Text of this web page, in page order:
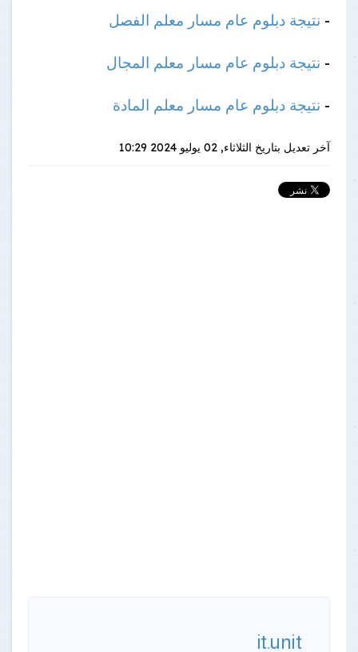
- نتيجة دبلوم عام مسار معلم الفصل
- نتيجة دبلوم عام مسار معلم المجال
- نتيجة دبلوم عام مسار معلم المادة
آخر تعديل بتاريخ الثلاثاء, 02 يوليو 2024 10:29
it.unit